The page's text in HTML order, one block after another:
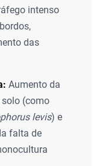
intenso
das
Aumento da
solo (como
levis) e
falta de